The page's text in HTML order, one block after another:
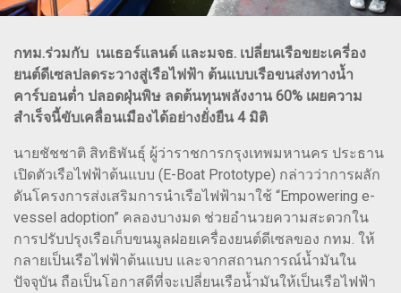
กทม.ร่วมกับ เนเธอร์แลนด์ และมจธ. เปลี่ยนเรือขยะเครี่อง
ยนต์ดีเซลปลดระวางสู่เรือไฟฟ้า ต้นแบบเรือขนส่งทางน้ำ
คาร์บอนต่ำ ปลอดฝุ่นพิษ ลดต้นทุนพลังงาน 60% เผยความ
สำเร็จนี้ขับเคลื่อนเมืองได้อย่างยั่งยืน 4 มิติ
นายชัชชาติ สิทธิพันธุ์ ผู้ว่าราชการกรุงเทพมหานคร ประธาน
เปิดตัวเรือไฟฟ้าต้นแบบ (E-Boat Prototype) กล่าวว่าการผลัก
ดันโครงการส่งเสริมการนำเรือไฟฟ้ามาใช้ “Empowering e-
vessel adoption” คลองบางมด ช่วยอำนวยความสะดวกใน
การปรับปรุงเรือเก็บขนมูลฝอยเครื่องยนต์ดีเซลของ กทม. ให้
กลายเป็นเรือไฟฟ้าต้นแบบ และจากสถานการณ์น้ำมันใน
ปัจจุบัน ถือเป็นโอกาสดีที่จะเปลี่ยนเรือน้ำมันให้เป็นเรือไฟฟ้า